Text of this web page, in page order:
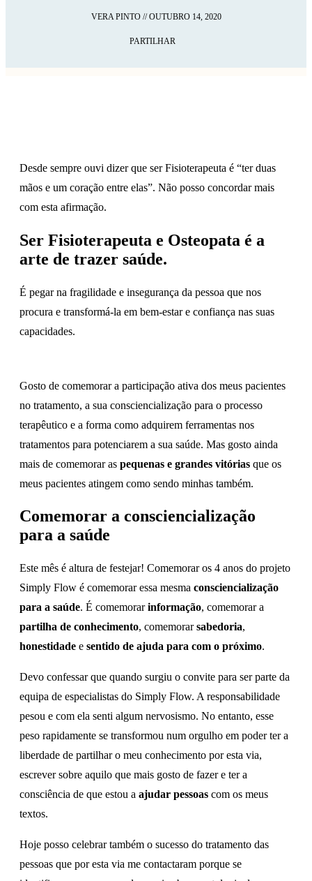
VERA PINTO//OUTUBRO 14, 2020
PARTILHAR
Desde sempre ouvi dizer que ser Fisioterapeuta é “ter duas
mãos e um coração entre elas”. Não posso concordar mais
com esta afirmação.
Ser Fisioterapeuta e Osteopata é a
arte de trazer saúde.
É pegar na fragilidade e insegurança da pessoa que nos
procura e transformá-la em bem-estar e confiança nas suas
capacidades.
Gosto de comemorar a participação ativa dos meus pacientes
no tratamento, a sua consciencialização para o processo
terapêutico e a forma como adquirem ferramentas nos
tratamentos para potenciarem a sua saúde. Mas gosto ainda
mais de comemorar as pequenas e grandes vitórias que os
meus pacientes atingem como sendo minhas também.
Comemorar a consciencialização
para a saúde
Este mês é altura de festejar! Comemorar os 4 anos do projeto
Simply Flow é comemorar essa mesma consciencialização
para a saúde. É comemorarinformação, comemorar a
partilha de conhecimento, comemorarsabedoria,
honestidade e sentido de ajuda para com o próximo.
Devo confessar que quando surgiu o convite para ser parte da
equipa de especialistas do Simply Flow. A responsabilidade
pesou e com ela senti algum nervosismo. No entanto, esse
peso rapidamente se transformou num orgulho em poder ter a
liberdade de partilhar o meu conhecimento por esta via,
escrever sobre aquilo que mais gosto de fazer e ter a
consciência de que estou a ajudar pessoas com os meus
textos.
Hoje posso celebrar também o sucesso do tratamento das
pessoas que por esta via me contactaram porque se